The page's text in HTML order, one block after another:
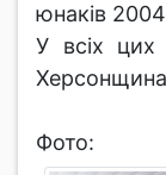
юнаків
У всіх цих
Фото: